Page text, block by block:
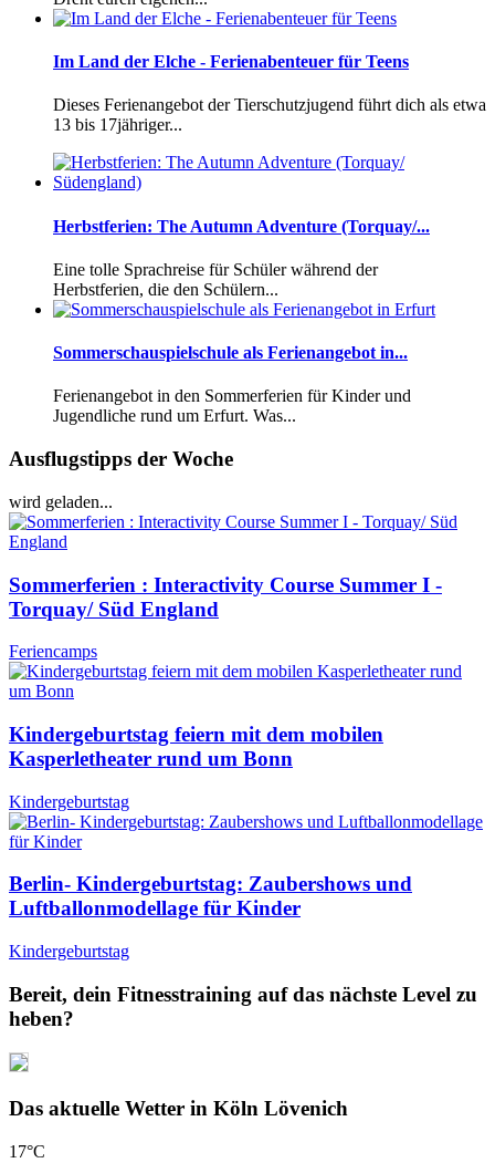
Im Land der Elche - Ferienabenteuer für Teens
Dieses Ferienangebot der Tierschutzjugend führt dich als etwa
13 bis 17jähriger...
Herbstferien: The Autumn Adventure (Torquay/...
Eine tolle Sprachreise für Schüler während der
Herbstferien, die den Schülern...
Sommerschauspielschule als Ferienangebot in...
Ferienangebot in den Sommerferien für Kinder und
Jugendliche rund um Erfurt. Was...
Ausflugstipps der Woche
wird geladen...
Sommerferien : Interactivity Course Summer I -
Torquay/ Süd England
Feriencamps
Kindergeburtstag feiern mit dem mobilen
Kasperletheater rund um Bonn
Kindergeburtstag
Berlin- Kindergeburtstag: Zaubershows und
Luftballonmodellage für Kinder
Kindergeburtstag
Bereit, dein Fitnesstraining auf das nächste Level zu
heben?
Das aktuelle Wetter in Köln Lövenich
17°C